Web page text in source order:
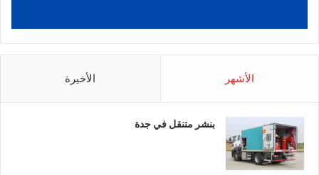
الأشهر الأخيرة
بنشر متنقل في جدة